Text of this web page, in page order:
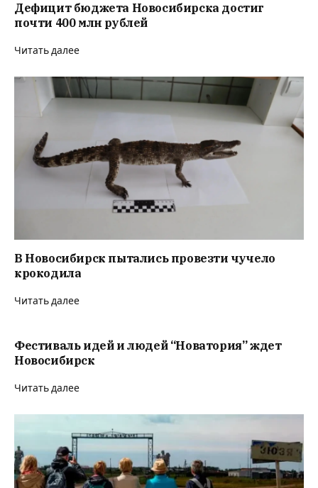
Дефицит бюджета Новосибирска достиг
почти 400 млн рублей
Читать далее
В Новосибирск пытались провезти чучело
крокодила
Читать далее
Фестиваль идей и людей “Новатория” ждет
Новосибирск
Читать далее